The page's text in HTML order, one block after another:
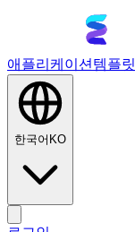
애플리케이션 템플릿
한국어 KO